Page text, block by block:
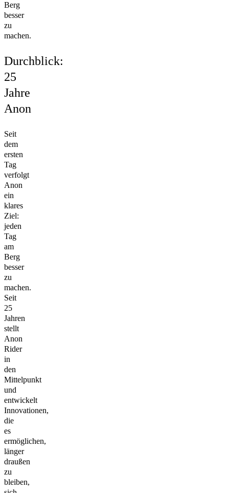
Berg
besser
zu
machen.
Durchblick:
25
Jahre
Anon
Seit
dem
ersten
Tag
verfolgt
Anon
ein
klares
Ziel:
jeden
Tag
am
Berg
besser
zu
machen.
Seit
25
Jahren
stellt
Anon
Rider
in
den
Mittelpunkt
und
entwickelt
Innovationen,
die
es
ermöglichen,
länger
draußen
zu
bleiben,